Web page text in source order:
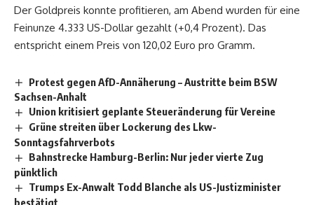
Der Goldpreis konnte profitieren, am Abend wurden für eine
Feinunze 4.333 US-Dollar gezahlt (+0,4 Prozent). Das
entspricht einem Preis von 120,02 Euro pro Gramm.
Protest gegen AfD-Annäherung – Austritte beim BSW
Sachsen-Anhalt
Union kritisiert geplante Steueränderung für Vereine
Grüne streiten über Lockerung des Lkw-
Sonntagsfahrverbots
Bahnstrecke Hamburg-Berlin: Nur jeder vierte Zug
pünktlich
Trumps Ex-Anwalt Todd Blanche als US-Justizminister
bestätigt